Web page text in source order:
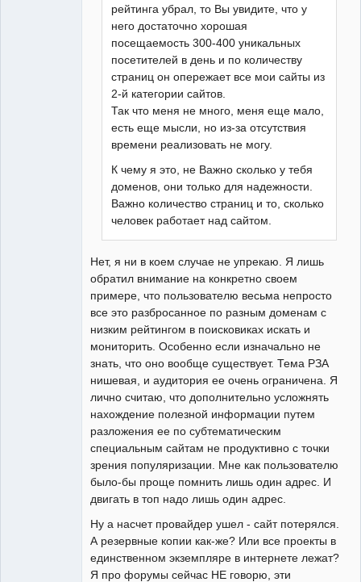
рейтинга убрал, то Вы увидите, что у
него достаточно хорошая
посещаемость 300-400 уникальных
посетителей в день и по количеству
страниц он опережает все мои сайты из
2-й категории сайтов.
Так что меня не много, меня еще мало,
есть еще мысли, но из-за отсутствия
времени реализовать не могу.
К чему я это, не Важно сколько у тебя
доменов, они только для надежности.
Важно количество страниц и то, сколько
человек работает над сайтом.
Нет, я ни в коем случае не упрекаю. Я лишь
обратил внимание на конкретно своем
примере, что пользователю весьма непросто
все это разбросанное по разным доменам с
низким рейтингом в поисковиках искать и
мониторить. Особенно если изначально не
знать, что оно вообще существует. Тема РЗА
нишевая, и аудитория ее очень ограничена. Я
лично считаю, что дополнительно усложнять
нахождение полезной информации путем
разложения ее по субтематическим
специальным сайтам не продуктивно с точки
зрения популяризации. Мне как пользователю
было-бы проще помнить лишь один адрес. И
двигать в топ надо лишь один адрес.
Ну а насчет провайдер ушел - сайт потерялся.
А резервные копии как-же? Или все проекты в
единственном экземпляре в интернете лежат?
Я про форумы сейчас НЕ говорю, эти